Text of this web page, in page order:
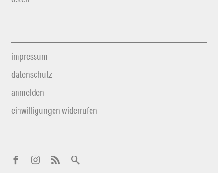
impressum
datenschutz
anmelden
einwilligungen widerrufen